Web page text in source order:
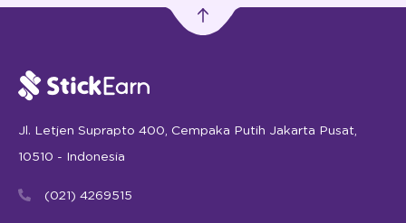
Jl. Letjen Suprapto 400, Cempaka Putih Jakarta Pusat,
10510 - Indonesia
(021) 4269515